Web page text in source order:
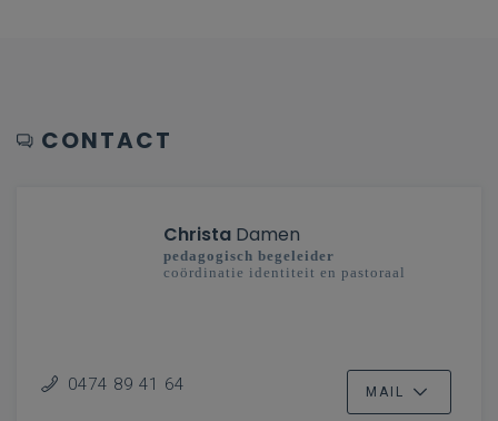
CONTACT
Christa Damen
pedagogisch begeleider
coördinatie identiteit en pastoraal
0474 89 41 64 MAIL